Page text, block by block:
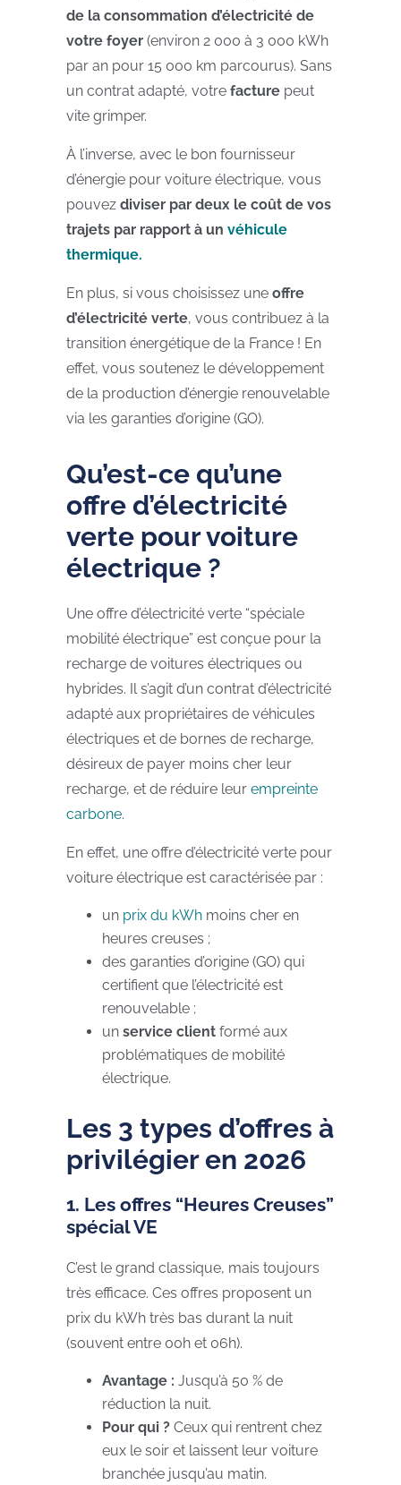
de la consommation d’électricité de
votre foyer (environ 2 000 à 3 000 kWh
par an pour 15 000 km parcourus). Sans
un contrat adapté, votre facture peut
vite grimper.
À l’inverse, avec le bon fournisseur
d’énergie pour voiture électrique, vous
pouvez diviser par deux le coût de vos
trajets par rapport à un véhicule
thermique.
En plus, si vous choisissez une offre
d’électricité verte, vous contribuez à la
transition énergétique de la France ! En
effet, vous soutenez le développement
de la production d’énergie renouvelable
via les garanties d’origine (GO).
Qu’est-ce qu’une
offre d’électricité
verte pour voiture
électrique ?
Une offre d’électricité verte “spéciale
mobilité électrique” est conçue pour la
recharge de voitures électriques ou
hybrides. Il s’agit d’un contrat d’électricité
adapté aux propriétaires de véhicules
électriques et de bornes de recharge,
désireux de payer moins cher leur
recharge, et de réduire leur empreinte
carbone.
En effet, une offre d’électricité verte pour
voiture électrique est caractérisée par :
un prix du kWh moins cher en
heures creuses ;
des garanties d’origine (GO) qui
certifient que l’électricité est
renouvelable ;
un service client formé aux
problématiques de mobilité
électrique.
Les 3 types d’offres à
privilégier en 2026
1. Les offres “Heures Creuses”
spécial VE
C’est le grand classique, mais toujours
très efficace. Ces offres proposent un
prix du kWh très bas durant la nuit
(souvent entre 00h et 06h).
Avantage : Jusqu’à 50 % de
réduction la nuit.
Pour qui ? Ceux qui rentrent chez
eux le soir et laissent leur voiture
branchée jusqu’au matin.